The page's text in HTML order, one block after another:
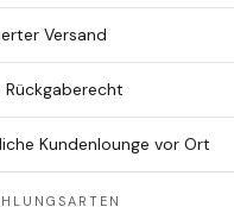
Versand
Rückgaberecht
Kundenlounge vor Ort